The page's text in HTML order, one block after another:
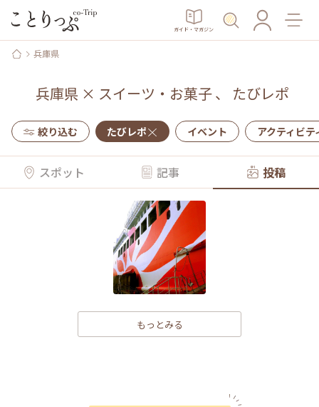
ガイド・マガジン
兵庫県
兵庫県 × スイーツ・お菓子、 たびレポ
絞り込む たびレポ イベント アクティビテ
スポット 記事 投稿
もっとみる